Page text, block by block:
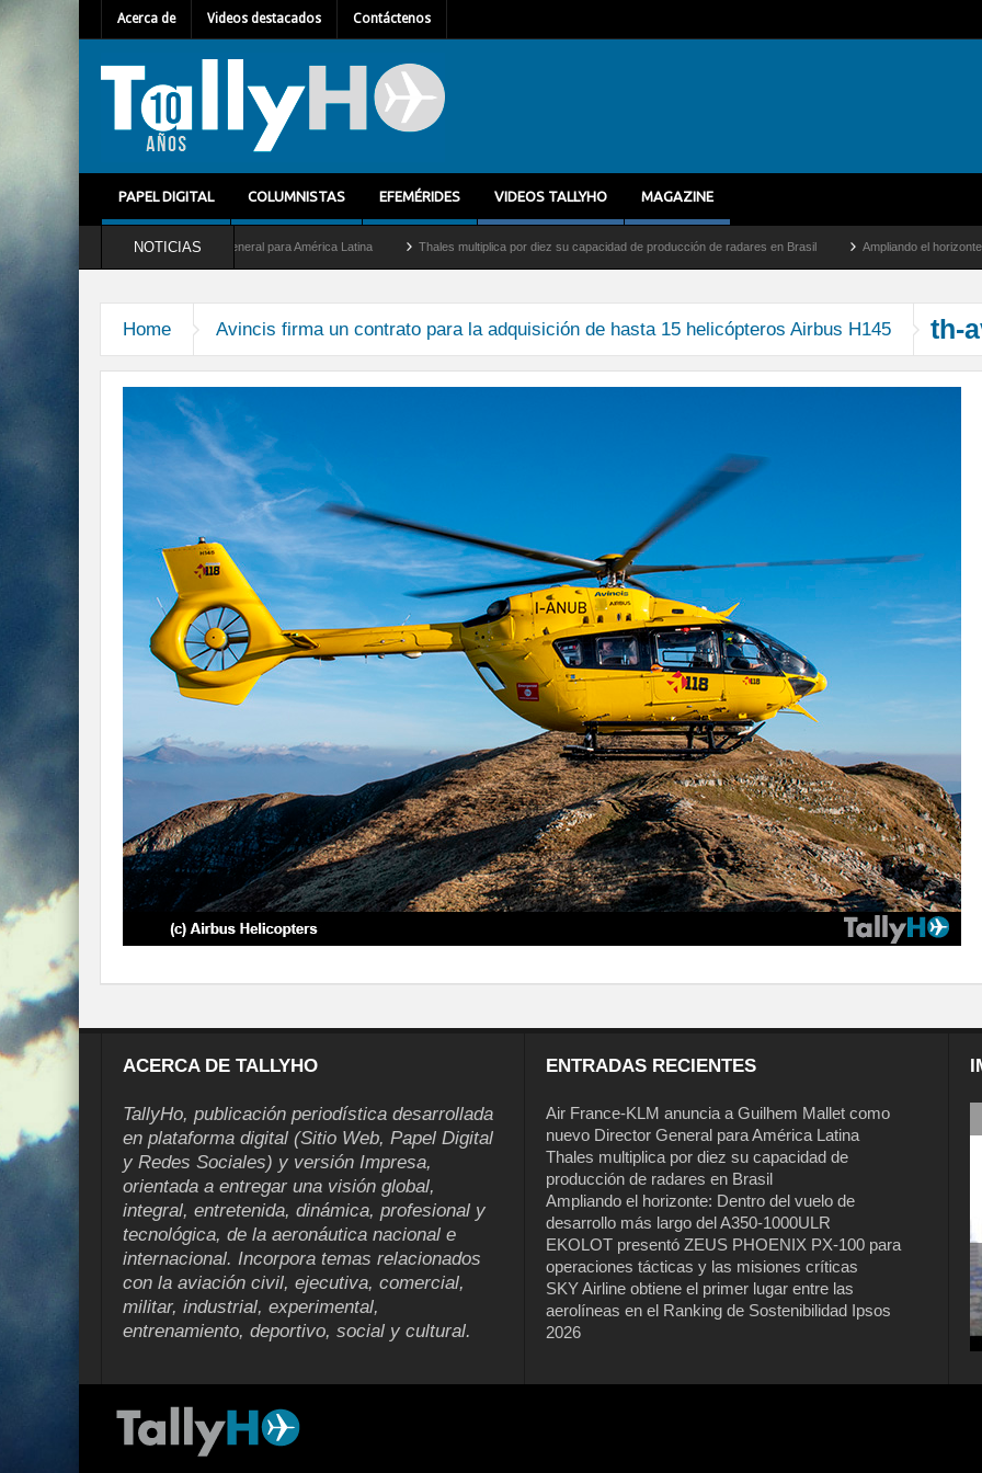
Acerca de Videos destacados Contáctenos
PAPEL DIGITAL COLUMNISTAS EFEMÉRIDES VIDEOS TALLYHO MAGAZINE
NOTICIAS
Mallet como nuevo Director General para América Latina Thales multiplica por diez su capacidad de producción de radares en Brasil Ampliando el horizonte:
Home Avincis firma un contrato para la adquisición de hasta 15 helicópteros Airbus H145
th-
mas-de-15-h145
ACERCA DE TALLYHO
TallyHo, publicación periodística desarrollada
en plataforma digital (Sitio Web, Papel Digital
y Redes Sociales) y versión Impresa,
orientada a entregar una visión global,
integral, entretenida, dinámica, profesional y
tecnológica, de la aeronáutica nacional e
internacional. Incorpora temas relacionados
con la aviación civil, ejecutiva, comercial,
militar, industrial, experimental,
entrenamiento, deportivo, social y cultural.
ENTRADAS RECIENTES
Air France-KLM anuncia a Guilhem Mallet como
nuevo Director General para América Latina
Thales multiplica por diez su capacidad de
producción de radares en Brasil
Ampliando el horizonte: Dentro del vuelo de
desarrollo más largo del A350-1000ULR
EKOLOT presentó ZEUS PHOENIX PX-100 para
operaciones tácticas y las misiones críticas
SKY Airline obtiene el primer lugar entre las
aerolíneas en el Ranking de Sostenibilidad Ipsos
2026